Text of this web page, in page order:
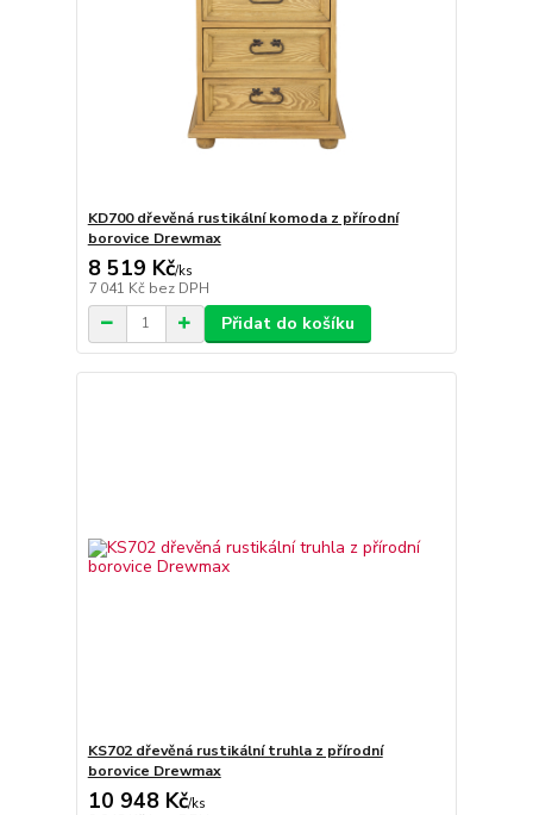
KD700 dřevěná rustikální komoda z přírodní
borovice Drewmax
8 519 Kč/ks
7 041 Kč bez DPH
Přidat do košíku
KS702 dřevěná rustikální truhla z přírodní
borovice Drewmax
10 948 Kč/ks